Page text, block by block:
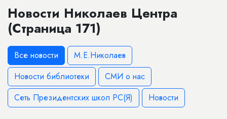
Новости Николаев Центра
(Страница 171)
Все новости
М.Е.Николаев
Новости библиотеки
СМИ о нас
Сеть Президентских школ РС(Я)
Новости